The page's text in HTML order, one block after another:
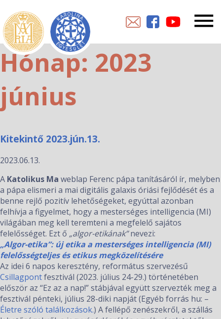
Hónap: 2023
június
Kitekintő 2023.jún.13.
2023.06.13.
A Katolikus Ma weblap Ferenc pápa tanításáról ír, melyben
a pápa elismeri a mai digitális galaxis óriási fejlődését és a
benne rejlő pozitív lehetőségeket, egyúttal azonban
felhívja a figyelmet, hogy a mesterséges intelligencia (MI)
világában meg kell teremteni a megfelelő sajátos
felelősséget. Ezt ő „algor-etikának”nevezi:
„Algor-etika”: új etika a mesterséges intelligencia (MI)
felelősségteljes és etikus megközelítésére
Az idei 6 napos keresztény, református szervezésű
Csillagpontfesztivál (2023. július 24-29.) történetében
először az “Ez az a nap!” stábjával együtt szervezték meg a
fesztivál pénteki, július 28-diki napját (Egyéb forrás hu: –
Életre szóló találkozások.) A fellépő zenészekről, a szállás